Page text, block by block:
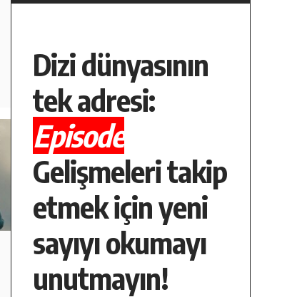
Dizi dünyasının
tek adresi:
Episode
Gelişmeleri takip
etmek için yeni
sayıyı okumayı
unutmayın!